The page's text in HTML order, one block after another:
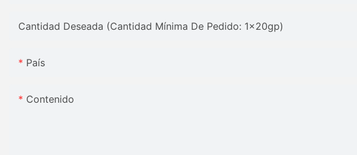
Cantidad Deseada (Cantidad Mínima De Pedido: 1x20gp)
País
Contenido